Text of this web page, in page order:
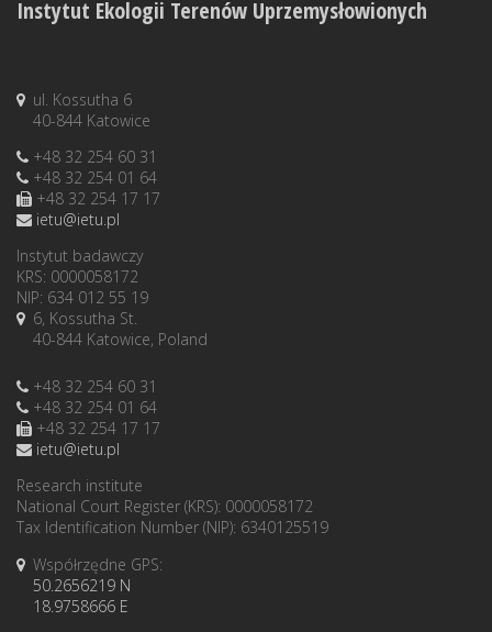
Instytut Ekologii Terenów Uprzemysłowionych
ul. Kossutha 6
40-844 Katowice
+48 32 254 60 31
+48 32 254 01 64
+48 32 254 17 17
ietu@ietu.pl
Instytut badawczy
KRS: 0000058172
NIP: 634 012 55 19
6, Kossutha St.
40-844 Katowice, Poland
+48 32 254 60 31
+48 32 254 01 64
+48 32 254 17 17
ietu@ietu.pl
Research institute
National Court Register (KRS): 0000058172
Tax Identification Number (NIP): 6340125519
Współrzędne GPS:
50.2656219 N
18.9758666 E